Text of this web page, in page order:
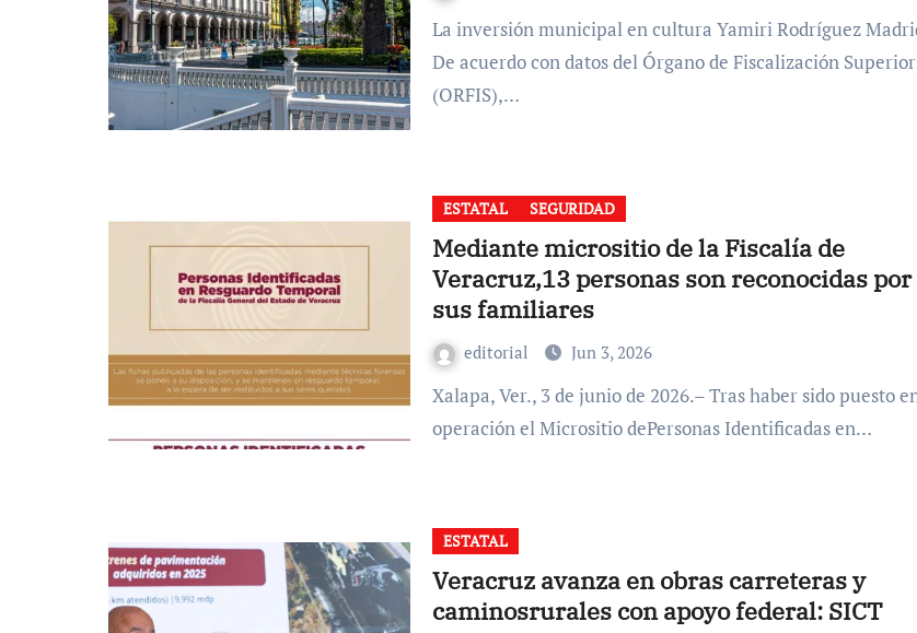
La inversión municipal en cultura Yamiri Rodríguez Madrid
De acuerdo con datos del Órgano de Fiscalización Superior
(ORFIS),…
ESTATAL SEGURIDAD
Mediante micrositio de la Fiscalía de
Veracruz,13 personas son reconocidas por
sus familiares
editorial Jun 3, 2026
Xalapa, Ver., 3 de junio de 2026.– Tras haber sido puesto en
operación el Micrositio dePersonas Identificadas en…
ESTATAL
Veracruz avanza en obras carreteras y
caminosrurales con apoyo federal: SICT